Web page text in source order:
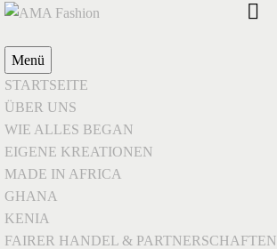
Menü
STARTSEITE
ÜBER UNS
WIE ALLES BEGAN
EIGENE KREATIONEN
MADE IN AFRICA
GHANA
KENIA
FAIRER HANDEL & PARTNERSCHAFTEN